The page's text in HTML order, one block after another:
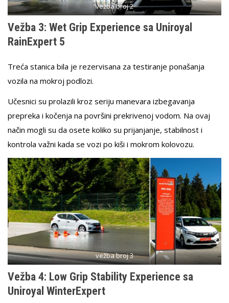
vežba broj 2
Vežba 3: Wet Grip Experience sa Uniroyal
RainExpert 5
Treća stanica bila je rezervisana za testiranje ponašanja
vozila na mokroj podlozi.
Učesnici su prolazili kroz seriju manevara izbegavanja
prepreka i kočenja na površini prekrivenoj vodom. Na ovaj
način mogli su da osete koliko su prijanjanje, stabilnost i
kontrola važni kada se vozi po kiši i mokrom kolovozu.
vežba broj 3
Vežba 4: Low Grip Stability Experience sa
Uniroyal WinterExpert